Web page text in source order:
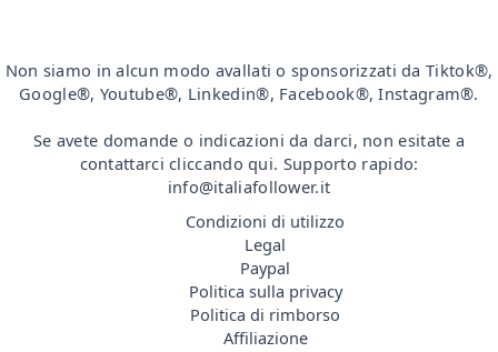
Non siamo in alcun modo avallati o sponsorizzati da Tiktok®,
Google®, Youtube®, Linkedin®, Facebook®, Instagram®.
Se avete domande o indicazioni da darci, non esitate a
contattarci cliccando qui. Supporto rapido:
info@italiafollower.it
Condizioni di utilizzo
Legal
Paypal
Politica sulla privacy
Politica di rimborso
Affiliazione